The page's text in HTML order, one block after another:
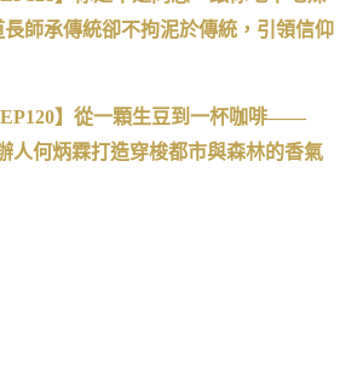
長師承傳統卻不拘泥於傳統，引領信仰
】從一顆生豆到一杯咖啡——
人何炳霖打造穿梭都市與森林的香氣